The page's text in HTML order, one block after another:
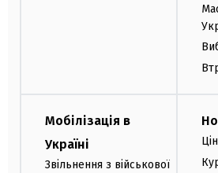
Мобілізація в
Україні
Звільнення з військової